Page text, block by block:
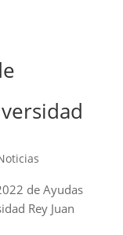
de Ayudas
Rey Juan